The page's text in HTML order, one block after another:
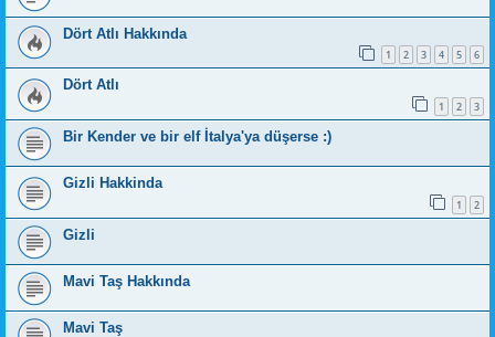
Dört Atlı Hakkında
1 2 3 4 5 6
Dört Atlı
1 2 3
Bir Kender ve bir elf İtalya'ya düşerse :)
Gizli Hakkinda
1 2
Gizli
Mavi Taş Hakkında
Mavi Taş